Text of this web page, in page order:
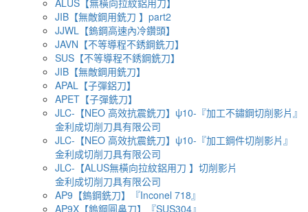
JIB【無敵鋼用銑刀 】part2
JJWL【鎢鋼高速內冷鑽頭】
JAVN【不等導程不銹鋼銑刀】
SUS【不等導程不銹鋼銑刀】
JIB【無敵鋼用銑刀】
APAL【子彈鋁刀】
APET【子彈銑刀】
JLC-【NEO 高效抗震銑刀】ψ10-『加工不鏽鋼切削影片』
金利成切削刀具有限公司
JLC-【NEO 高效抗震銑刀】ψ10-『加工鋼件切削影片』
金利成切削刀具有限公司
JLC-【ALUS無橫向拉紋鋁用刀 】切削影片
金利成切削刀具有限公司
AP9【鎢鋼銑刀】『Inconel 718』
AP9X【鎢鋼圓鼻刀】『SUS304』